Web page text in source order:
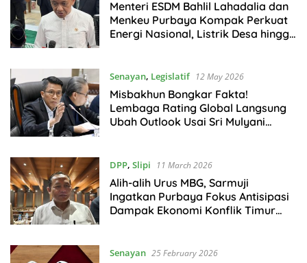
Menteri ESDM Bahlil Lahadalia dan
Menkeu Purbaya Kompak Perkuat
Energi Nasional, Listrik Desa hingga
Senayan, Legislatif 12 May 2026
Misbakhun Bongkar Fakta!
Lembaga Rating Global Langsung
Ubah Outlook Usai Sri Mulyani
DPP, Slipi 11 March 2026
Alih-alih Urus MBG, Sarmuji
Ingatkan Purbaya Fokus Antisipasi
Dampak Ekonomi Konflik Timur
Senayan 25 February 2026